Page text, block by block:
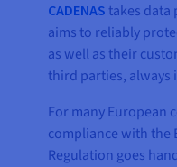
CADENAS takes data
aims to reliably
as well as their
third parties, always
For many European
compliance with the
Regulation goes